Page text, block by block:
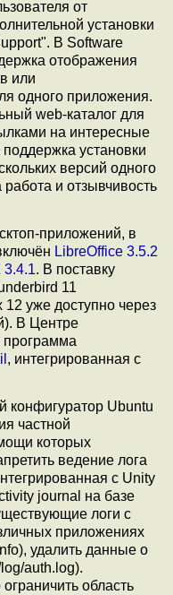
от
установки
В Software
отображения
или
одного приложения.
web-каталог для
на интересные
установки
версий одного
и отзывчивость
приложений, в
LibreOffice 3.5.2
3.4.1. В поставку
11
уже доступно через
В Центре
программа
, интегрированная с
конфигуратор Ubuntu
частной
которых
ведение лога
с Unity
journal на базе
логи с
приложениях
удалить данные о
auth.log).
область